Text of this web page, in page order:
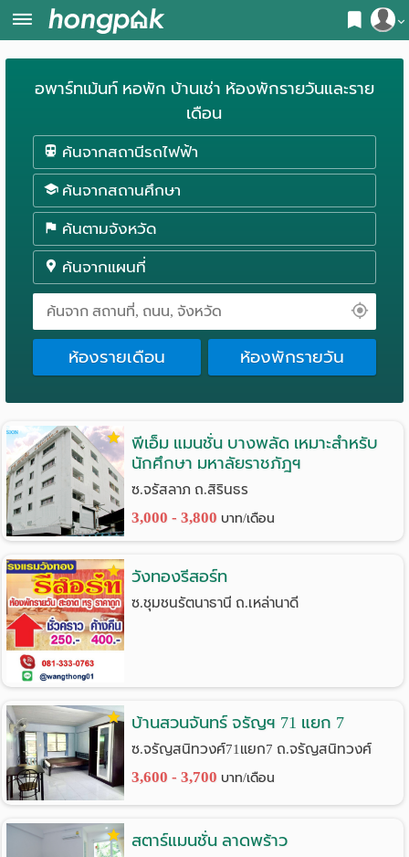
สมัครสมาชิก
เข้าสู่ระบบ
ค้นหา
หอพัก ใกล้ฉัน
ค้นจากสถานีรถไฟฟ้า
ค้นตามจังหวัด
ค้นจากสถานศึกษา
ค้นจากแผนที่
ค้นแบบละเอียด
พาร์
เม้น
พัก
ราย
เดือน
ห้อง
พัก
ราย
วัน
ลง
โฆษณา
ลง
ประกาศ
ฟรี
อพาร์ทเม้นท์ หอพัก บ้านเช่า ห้องพักรายวันและราย
เดือน
ค้นจากสถานีรถไฟฟ้า
ค้นจากสถานศึกษา
ค้นตามจังหวัด
ค้นจากแผนที่
ห้องรายเดือน ห้องพักรายวัน
พีเอ็ม แมนชั่น บางพลัด เหมาะสำหรับ
นักศึกษา มหาลัยราชภัฎฯ
ซ.จรัสลาภ ถ.สิรินธร
3,000 - 3,800 บาท/เดือน
วังทองรีสอร์ท
ซ.ชุมชนรัตนาธานี ถ.เหล่านาดี
บ้านสวนจันทร์ จรัญฯ 71 แยก 7
ซ.จรัญสนิทวงศ์71แยก7 ถ.จรัญสนิทวงศ์
3,600 - 3,700 บาท/เดือน
สตาร์แมนชั่น ลาดพร้าว